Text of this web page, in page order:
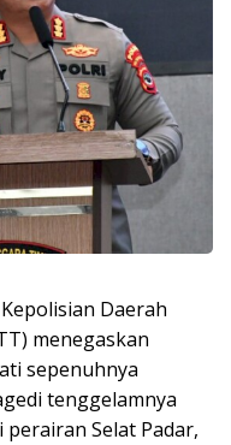
Daerah
menegaskan
sepenuhnya
tenggelamnya
Selat Padar,